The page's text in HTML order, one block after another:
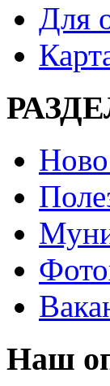
Для
Наш